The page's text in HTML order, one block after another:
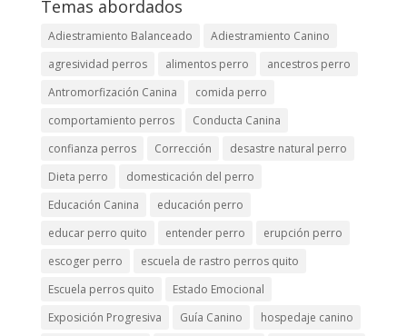
Temas abordados
Adiestramiento Balanceado
Adiestramiento Canino
agresividad perros
alimentos perro
ancestros perro
Antromorfización Canina
comida perro
comportamiento perros
Conducta Canina
confianza perros
Corrección
desastre natural perro
Dieta perro
domesticación del perro
Educación Canina
educación perro
educar perro quito
entender perro
erupción perro
escoger perro
escuela de rastro perros quito
Escuela perros quito
Estado Emocional
Exposición Progresiva
Guía Canino
hospedaje canino